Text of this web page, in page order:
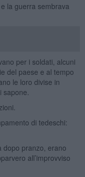
la guerra sembrava
per i soldati, alcuni
del paese e al tempo
le loro divise in
di tedeschi:
dopo pranzo, erano
all’improvviso